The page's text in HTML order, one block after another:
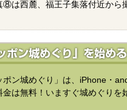
は西麓、福王子集落付近から
ポン城めぐり」は、iPhone・
金は無料！いますぐ城めぐりを